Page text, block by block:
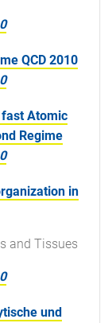
QCD 2010
Atomic
Regime
in
and Tissues
und